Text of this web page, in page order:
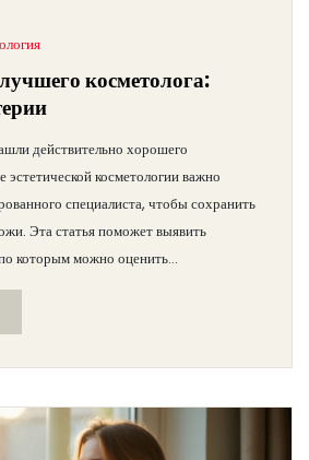
косметолога:
действительно хорошего
эстетической косметологии важно
специалиста, чтобы сохранить
Эта статья поможет выявить
которым можно оценить
Узнайте, на что следует
первом визите и какие вопросы стоит